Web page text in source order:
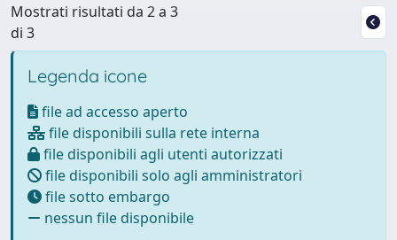
Mostrati risultati da 2 a 3
di 3
Legenda icone
file ad accesso aperto
file disponibili sulla rete interna
file disponibili agli utenti autorizzati
file disponibili solo agli amministratori
file sotto embargo
nessun file disponibile